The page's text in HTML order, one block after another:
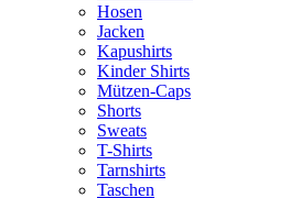
Hosen
Jacken
Kapushirts
Kinder Shirts
Mützen-Caps
Shorts
Sweats
T-Shirts
Tarnshirts
Taschen